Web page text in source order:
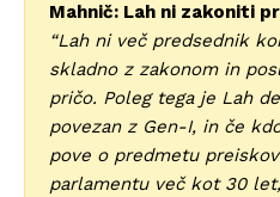
Mahnič: Lah ni zakoniti
“Lah ni več predsednik
skladno z zakonom in
pričo. Poleg tega je Lah
povezan z Gen-I, in če
pove o predmetu
parlamentu več kot 30